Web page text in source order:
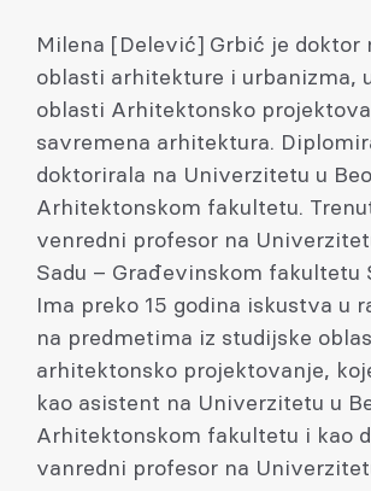
Milena [Delević] Grbić je doktor
oblasti arhitekture i urbanizma,
oblasti Arhitektonsko
savremena arhitektura.
doktorirala na Univerzitetu u
Arhitektonskom fakultetu.
venredni profesor na
Sadu – Građevinskom fakultetu
Ima preko 15 godina iskustva u
na predmetima iz studijske
arhitektonsko projektovanje,
kao asistent na Univerzitetu u
Arhitektonskom fakultetu i kao
vanredni profesor na